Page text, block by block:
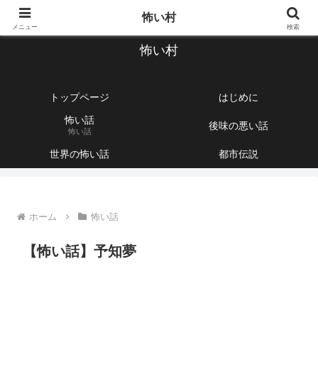
【1760話以上】怖い話と不思議な話を集めて紹介するサイト
怖い村
トップページ
はじめに
怖い話
怖い話 後味の悪い話
世界の怖い話 都市伝説
ホーム 怖い話
【怖い話】予知夢
メニュー
怖い村
検索